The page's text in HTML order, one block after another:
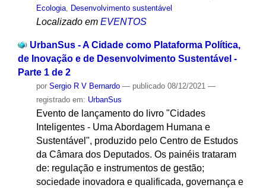
Ecologia, Desenvolvimento sustentável
Localizado em EVENTOS
UrbanSus - A Cidade como Plataforma Política,
de Inovação e de Desenvolvimento Sustentável -
Parte 1 de 2
por Sergio R V Bernardo — publicado08/12/2021 —
registrado em: UrbanSus
Evento de lançamento do livro "Cidades
Inteligentes - Uma Abordagem Humana e
Sustentável", produzido pelo Centro de Estudos
da Câmara dos Deputados. Os painéis trataram
de: regulação e instrumentos de gestão;
sociedade inovadora e qualificada, governança e